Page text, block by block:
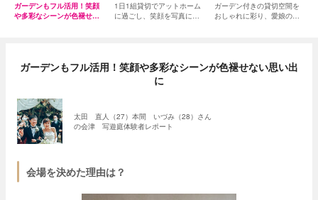
ガーデンもフル活用！笑顔
や多彩なシーンが色褪せな
1日1組貸切でアットホーム
に過ごし、笑顔を写真に残
ガーデン付きの貸切空間を
おしゃれに彩り、愛娘のお
ガーデンもフル活用！笑顔や多彩なシーンが色褪せない思い出
に
太田 直人（27）本間 いづみ（28）さん
の会津 写遊庭体験者レポート
会場を決めた理由は？